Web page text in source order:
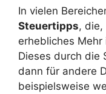
In vielen
Steuertipps, die,
erhebliches
Dieses durch die
dann für andere
beispielsweise